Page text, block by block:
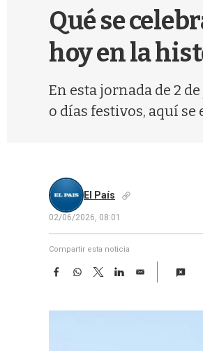
Qué se
hoy en la
En esta jornada de 2
o días festivos, aquí
El País
02/06/2026, 08:01
Compartir esta noticia
F
e
W
t
T
w
t
L
k
E
i